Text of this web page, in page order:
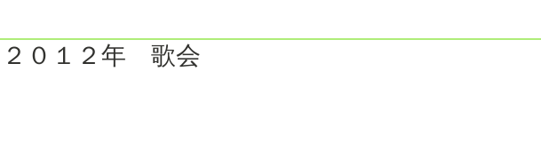
２０１２年 歌会